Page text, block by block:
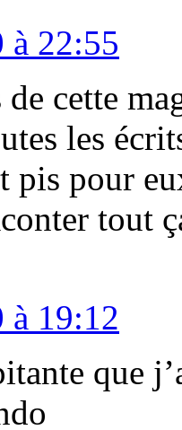
à 22:55
cette
les
pour
tout
à 19:12
que